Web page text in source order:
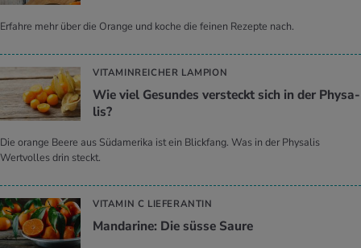
Erfahre mehr über die Orange und koche die feinen Rezepte nach.
VITAMINREICHER LAMPION
Wie viel Ge­sun­des ver­steckt sich in der Phy­sa­
lis?
Die orange Beere aus Südamerika ist ein Blickfang. Was in der Physalis
Wertvolles drin steckt.
VITAMIN C LIEFERANTIN
Man­da­ri­ne: Die süsse Saure